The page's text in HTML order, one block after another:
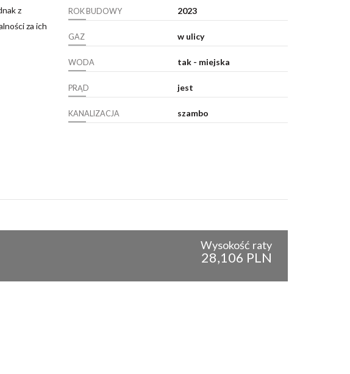
z
za ich
ROK BUDOWY 2023
GAZ w ulicy
WODA tak - miejska
PRĄD jest
KANALIZACJA szambo
Wysokość raty
28,106 PLN